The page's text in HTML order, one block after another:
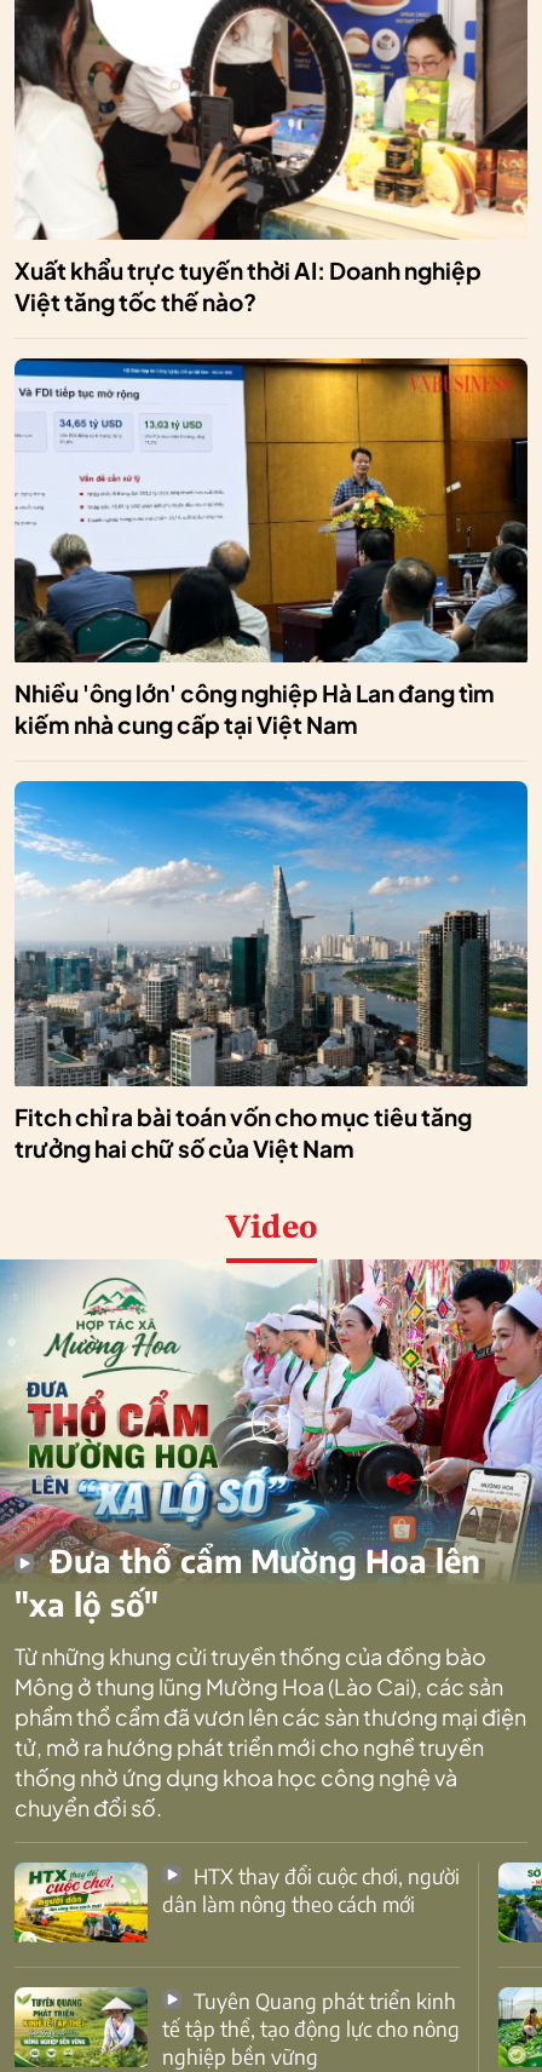
Xuất khẩu trực tuyến thời AI: Doanh nghiệp
Việt tăng tốc thế nào?
Nhiều 'ông lớn' công nghiệp Hà Lan đang tìm
kiếm nhà cung cấp tại Việt Nam
Fitch chỉ ra bài toán vốn cho mục tiêu tăng
trưởng hai chữ số của Việt Nam
Video
Đưa thổ cẩm Mường Hoa lên
"xa lộ số"
Từ những khung cửi truyền thống của đồng bào
Mông ở thung lũng Mường Hoa (Lào Cai), các sản
phẩm thổ cẩm đã vươn lên các sàn thương mại điện
tử, mở ra hướng phát triển mới cho nghề truyền
thống nhờ ứng dụng khoa học công nghệ và
chuyển đổi số.
dân làm nông theo cách mới
tế tập thể, tạo động lực cho nông
nghiệp bền vững